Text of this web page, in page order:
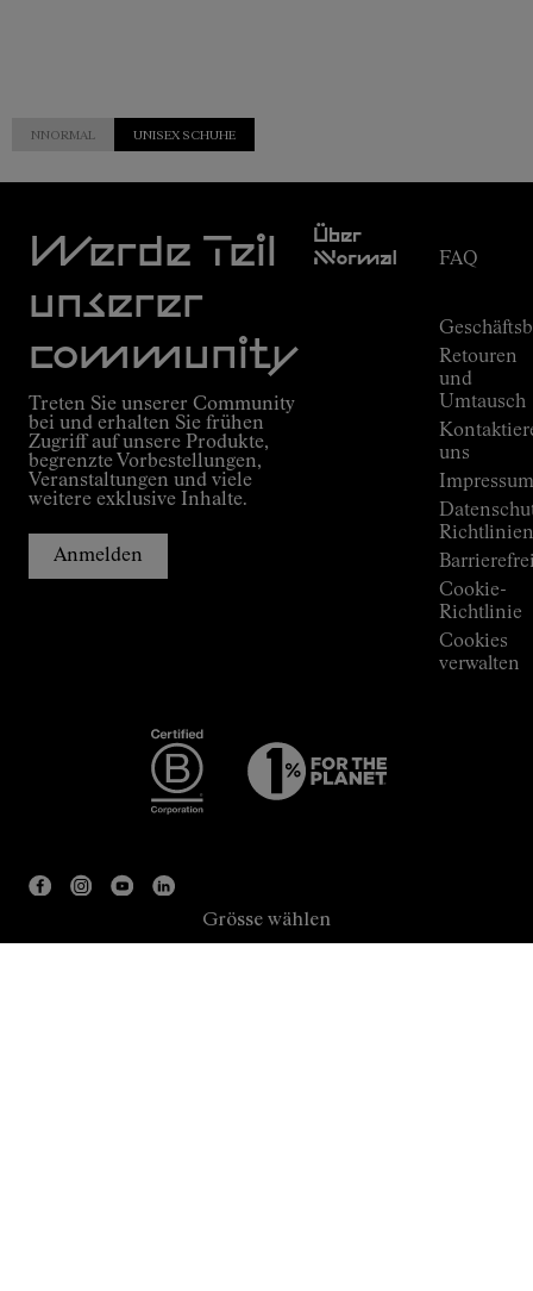
Grösse wählen
NNORMAL UNISEX SCHUHE
Werde Teil
unserer
community
Treten Sie unserer Community
bei und erhalten Sie frühen
Zugriff auf unsere Produkte,
begrenzte Vorbestellungen,
Veranstaltungen und viele
weitere exklusive Inhalte.
Anmelden
Über
Nnormal
FAQ
Retouren
und
Umtausch
uns
Impressum
Richtlinien
Cookie-
Richtlinie
Cookies
verwalten